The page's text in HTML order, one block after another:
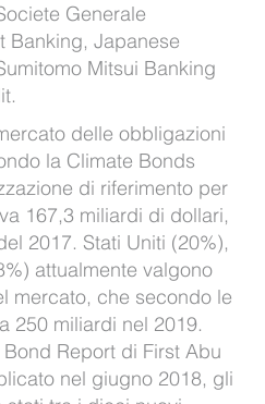
Generale
Banking, Japanese
Mitsui Banking
delle obbligazioni
la Climate Bonds
di riferimento per
167,3 miliardi di dollari,
2017. Stati Uniti (20%),
attualmente valgono
mercato, che secondo le
250 miliardi nel 2019.
Report di First Abu
nel giugno 2018, gli